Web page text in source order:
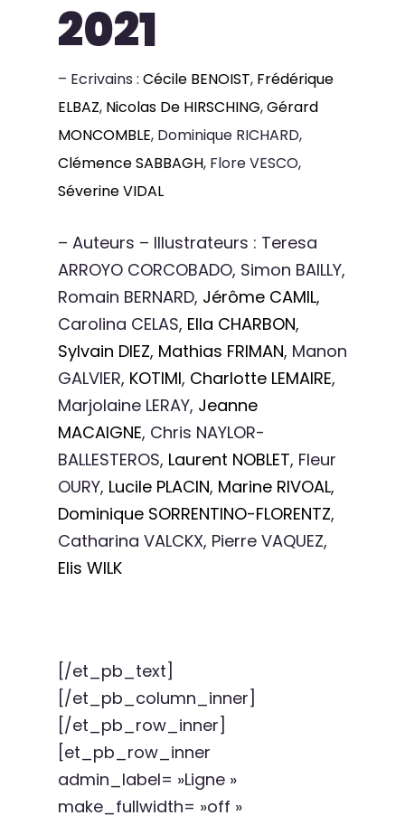
2021
– Ecrivains : Cécile BENOIST, Frédérique
ELBAZ, Nicolas De HIRSCHING,Gérard
MONCOMBLE, Dominique RICHARD,
Clémence SABBAGH, Flore VESCO,
Séverine VIDAL
– Auteurs – Illustrateurs : Teresa
ARROYO CORCOBADO, Simon BAILLY,
Romain BERNARD, Jérôme CAMIL,
Carolina CELAS, Ella CHARBON,
Sylvain DIEZ, Mathias FRIMAN, Manon
GALVIER, KOTIMI, Charlotte LEMAIRE,
Marjolaine LERAY, Jeanne
MACAIGNE, Chris NAYLOR-
BALLESTEROS, Laurent NOBLET, Fleur
OURY, Lucile PLACIN, Marine RIVOAL,
Dominique SORRENTINO-FLORENTZ,
Catharina VALCKX, Pierre VAQUEZ,
Elis WILK
[/et_pb_text]
[/et_pb_column_inner]
[/et_pb_row_inner]
[et_pb_row_inner
admin_label= »Ligne »
make_fullwidth= »off »